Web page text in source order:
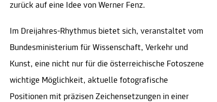
zurück auf eine Idee von Werner Fenz.
Im Dreijahres-Rhythmus bietet sich, veranstaltet vom
Bundesministerium für Wissenschaft, Verkehr und
Kunst, eine nicht nur für die österreichische Fotoszene
wichtige Möglichkeit, aktuelle fotografische
Positionen mit präzisen Zeichensetzungen in einer